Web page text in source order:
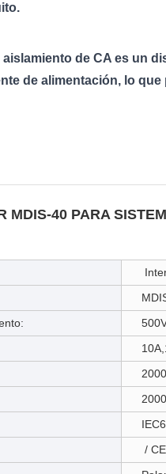
de CA es un
de alimentación, lo
MDIS-40 PARA
2000
/